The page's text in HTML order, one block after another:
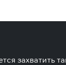
захватить